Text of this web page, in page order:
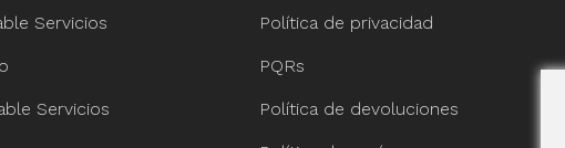
Servicios
Servicios
Política de privacidad
PQRs
Política de devoluciones